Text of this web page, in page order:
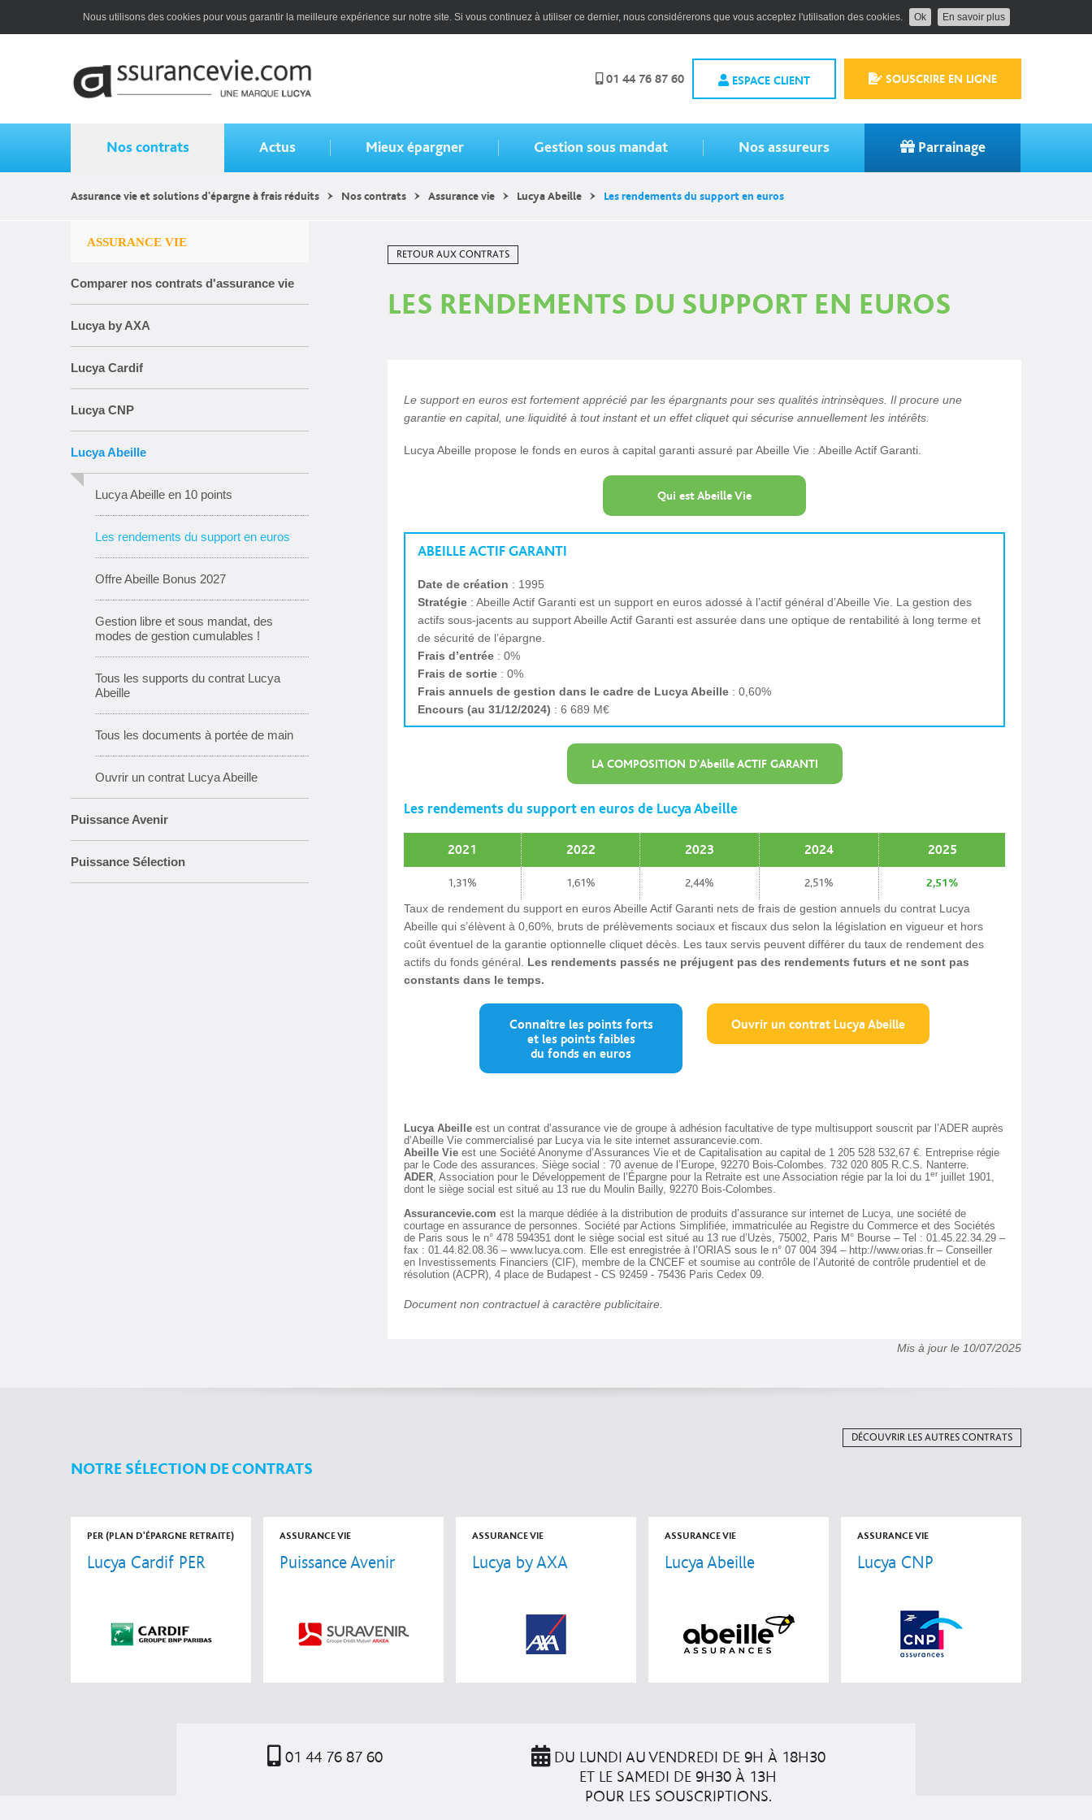
Nous utilisons des cookies pour vous garantir la meilleure expérience sur notre site. Si vous continuez à utiliser ce dernier, nous considérerons que vous acceptez l'utilisation des cookies. Ok En savoir plus
01 44 76 87 60 ESPACE CLIENT SOUSCRIRE EN LIGNE
Nos contrats Actus Mieux épargner Gestion sous mandat Nos assureurs Parrainage
Assurance vie et solutions d'épargne à frais réduits Nos contrats Assurance vie Lucya Abeille Les rendements du support en euros
ASSURANCE VIE
Comparer nos contrats d'assurance vie
Lucya by AXA
Lucya Cardif
Lucya CNP
Lucya Abeille
Lucya Abeille en 10 points
Les rendements du support en euros
Offre Abeille Bonus 2027
Gestion libre et sous mandat, des
modes de gestion cumulables !
Tous les supports du contrat Lucya
Abeille
Tous les documents à portée de main
Ouvrir un contrat Lucya Abeille
Puissance Avenir
Puissance Sélection
RETOUR AUX CONTRATS
LES RENDEMENTS DU SUPPORT EN EUROS
Le support en euros est fortement apprécié par les épargnants pour ses qualités intrinsèques. Il procure une
garantie en capital, une liquidité à tout instant et un effet cliquet qui sécurise annuellement les intérêts.
Lucya Abeille propose le fonds en euros à capital garanti assuré par Abeille Vie : Abeille Actif Garanti.
Qui est Abeille Vie
ABEILLE ACTIF GARANTI
Date de création : 1995
Stratégie : Abeille Actif Garanti est un support en euros adossé à l’actif général d’Abeille Vie. La gestion des
actifs sous-jacents au support Abeille Actif Garanti est assurée dans une optique de rentabilité à long terme et
de sécurité de l’épargne.
Frais d’entrée : 0%
Frais de sortie : 0%
Frais annuels de gestion dans le cadre de Lucya Abeille : 0,60%
Encours (au 31/12/2024) : 6 689 M€
LA COMPOSITION D'Abeille ACTIF GARANTI
Les rendements du support en euros de Lucya Abeille
2021 2022 2023 2024 2025
1,31% 1,61% 2,44% 2,51% 2,51%
Taux de rendement du support en euros Abeille Actif Garanti nets de frais de gestion annuels du contrat Lucya
Abeille qui s’élèvent à 0,60%, bruts de prélèvements sociaux et fiscaux dus selon la législation en vigueur et hors
coût éventuel de la garantie optionnelle cliquet décès. Les taux servis peuvent différer du taux de rendement des
actifs du fonds général. Les rendements passés ne préjugent pas des rendements futurs et ne sont pas
constants dans le temps.
Connaître les points forts
et les points faibles
du fonds en euros
Ouvrir un contrat Lucya Abeille
Lucya Abeille est un contrat d’assurance vie de groupe à adhésion facultative de type multisupport souscrit par l’ADER auprès
d’Abeille Vie commercialisé par Lucya via le site internet assurancevie.com.
Abeille Vie est une Société Anonyme d’Assurances Vie et de Capitalisation au capital de 1 205 528 532,67 €. Entreprise régie
par le Code des assurances. Siège social : 70 avenue de l’Europe, 92270 Bois-Colombes. 732 020 805 R.C.S. Nanterre.
ADER, Association pour le Développement de l’Épargne pour la Retraite est une Association régie par la loi du 1er juillet 1901,
dont le siège social est situé au 13 rue du Moulin Bailly, 92270 Bois-Colombes.
Assurancevie.com est la marque dédiée à la distribution de produits d’assurance sur internet de Lucya, une société de
courtage en assurance de personnes. Société par Actions Simplifiée, immatriculée au Registre du Commerce et des Sociétés
de Paris sous le n° 478 594351 dont le siège social est situé au 13 rue d’Uzès, 75002, Paris M° Bourse – Tel : 01.45.22.34.29 –
fax : 01.44.82.08.36 – www.lucya.com. Elle est enregistrée à l’ORIAS sous le n° 07 004 394 – http://www.orias.fr – Conseiller
en Investissements Financiers (CIF), membre de la CNCEF et soumise au contrôle de l’Autorité de contrôle prudentiel et de
résolution (ACPR), 4 place de Budapest - CS 92459 - 75436 Paris Cedex 09.
Document non contractuel à caractère publicitaire.
Mis à jour le 10/07/2025
DÉCOUVRIR LES AUTRES CONTRATS
NOTRE SÉLECTION DE CONTRATS
PER (PLAN D'ÉPARGNE RETRAITE)
Lucya Cardif PER
ASSURANCE VIE
Puissance Avenir
ASSURANCE VIE
Lucya by AXA
ASSURANCE VIE
Lucya Abeille
ASSURANCE VIE
Lucya CNP
01 44 76 87 60
DU LUNDI AU VENDREDI DE 9H À 18H30
ET LE SAMEDI DE 9H30 À 13H
POUR LES SOUSCRIPTIONS.